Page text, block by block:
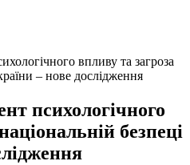
впливу та загроза
– нове дослідження
психологічного
безпеці